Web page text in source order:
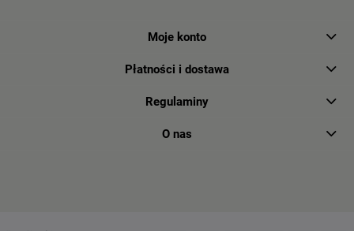
Moje konto
Płatności i dostawa
Regulaminy
O nas